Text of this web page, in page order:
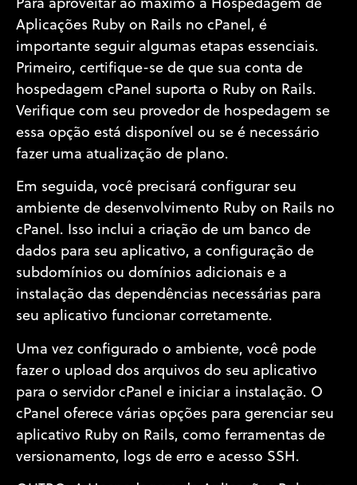
Para aproveitar ao máximo a Hospedagem de
Aplicações Ruby on Rails no cPanel, é
importante seguir algumas etapas essenciais.
Primeiro, certifique-se de que sua conta de
hospedagem cPanel suporta o Ruby on Rails.
Verifique com seu provedor de hospedagem se
essa opção está disponível ou se é necessário
fazer uma atualização de plano.
Em seguida, você precisará configurar seu
ambiente de desenvolvimento Ruby on Rails no
cPanel. Isso inclui a criação de um banco de
dados para seu aplicativo, a configuração de
subdomínios ou domínios adicionais e a
instalação das dependências necessárias para
seu aplicativo funcionar corretamente.
Uma vez configurado o ambiente, você pode
fazer o upload dos arquivos do seu aplicativo
para o servidor cPanel e iniciar a instalação. O
cPanel oferece várias opções para gerenciar seu
aplicativo Ruby on Rails, como ferramentas de
versionamento, logs de erro e acesso SSH.